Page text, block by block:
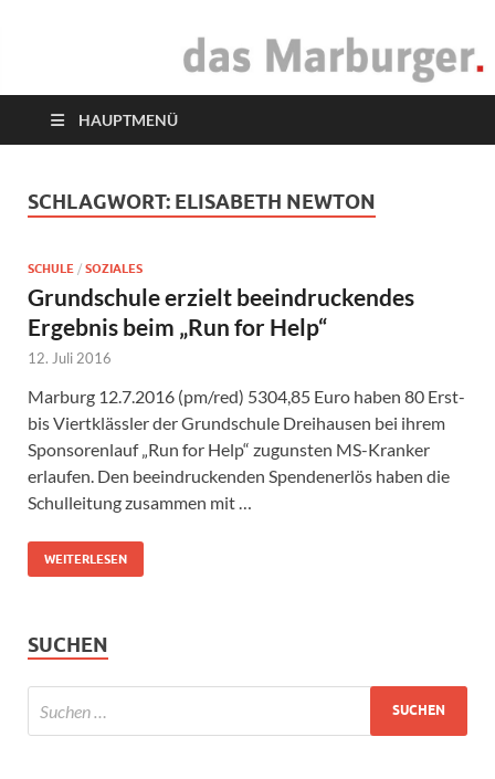
das Marburger.
HAUPTMENÜ
SCHLAGWORT: ELISABETH NEWTON
SCHULE / SOZIALES
Grundschule erzielt beeindruckendes
Ergebnis beim „Run for Help“
12. Juli 2016
Marburg 12.7.2016 (pm/red) 5304,85 Euro haben 80 Erst-
bis Viertklässler der Grundschule Dreihausen bei ihrem
Sponsorenlauf „Run for Help“ zugunsten MS-Kranker
erlaufen. Den beeindruckenden Spendenerlös haben die
Schulleitung zusammen mit …
WEITERLESEN
SUCHEN